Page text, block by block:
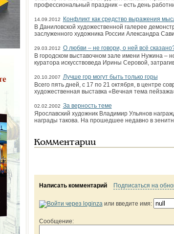
профессиональный праздник – есть день
14.09.2012
Конфликт как средство выражения
В Даниловской художественной галерее
заслуженного художника России Александра
29.03.2012 О любви – не говори, о ней всё
В городском выставочном зале имени Нужина –
куратора искусствоведа Ирины Серовой,
20.10.2007 Лучше гор могут быть только горы
Всего пять дней, с 17 по 21 октября, в центре
художественная выставка «Вечная тема
02.02.2002 За верность теме
Ярославский художник Владимир Ульянов
награды такова. На прошедшее недавно в
Комментарии
Написать комментарий Подписаться на
или введите имя:
Сообщение: